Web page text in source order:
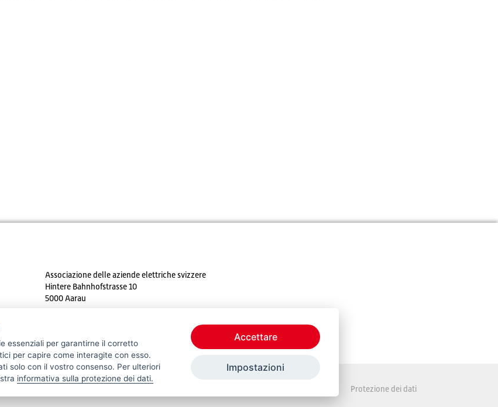
Associazione delle aziende elettriche svizzere
Hintere Bahnhofstrasse 10
5000 Aarau
Protezione dei dati
essenziali per garantirne il corretto
per capire come interagite con esso.
solo con il vostro consenso. Per ulteriori
informativa sulla protezione dei dati.
Accettare
Impostazioni